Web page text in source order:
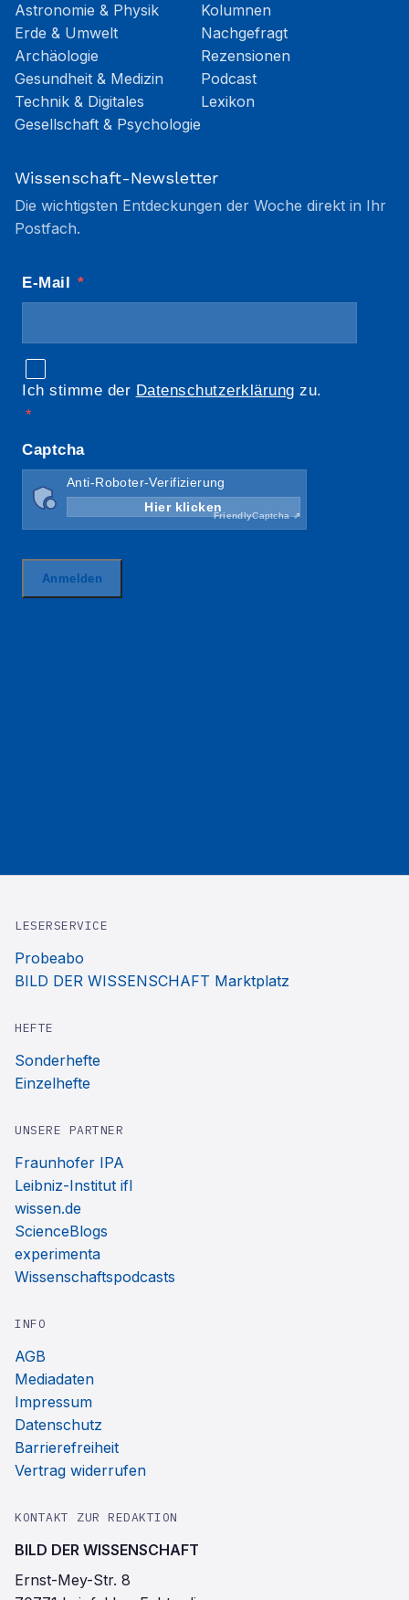
Astronomie & Physik
Erde & Umwelt
Archäologie
Gesundheit & Medizin
Technik & Digitales
Gesellschaft & Psychologie
Kolumnen
Nachgefragt
Rezensionen
Podcast
Lexikon
Wissenschaft-Newsletter
Die wichtigsten Entdeckungen der Woche direkt in Ihr
Postfach.
LESERSERVICE
Probeabo
BILD DER WISSENSCHAFT Marktplatz
HEFTE
Sonderhefte
Einzelhefte
UNSERE PARTNER
Fraunhofer IPA
Leibniz-Institut ifl
wissen.de
ScienceBlogs
experimenta
Wissenschaftspodcasts
INFO
AGB
Mediadaten
Impressum
Datenschutz
Barrierefreiheit
Vertrag widerrufen
KONTAKT ZUR REDAKTION
BILD DER WISSENSCHAFT
Ernst-Mey-Str. 8